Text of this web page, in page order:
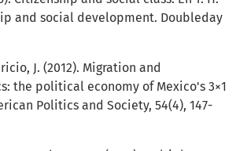
and social development. Doubleday
J. (2012). Migration and
the political economy of Mexico's 3×1
Politics and Society, 54(4), 147-